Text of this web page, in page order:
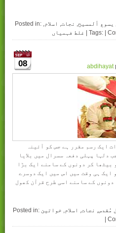
Posted in:
یسوع ألمسیح, نجات, اسلام,
غلط فہمیاں
| Tags: |
08 abdihayat
ایک رسم مقرر ہے جس کو آئینہ
دلہا پہلی دفعہ سسرال میں بلایا
بیٹھا کر دونوں کے سامنے ایک بڑا
ایک ہی وقت میں اس میں ایک دوسرے
کے سامنے اسی طرح قرآن کھول
Posted in:
مُقدس, نجات, اسلام, خواتین
|